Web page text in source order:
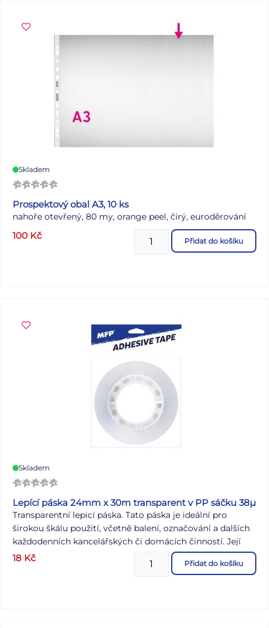
Skladem
Prospektový obal A3, 10 ks
nahoře otevřený, 80 my, orange peel, čirý, euroděrování
100 Kč Přidat do košíku
Skladem
Lepící páska 24mm x 30m transparent v PP sáčku 38µ
Transparentní lepicí páska. Tato páska je ideální pro
širokou škálu použití, včetně balení, označování a dalších
každodenních kancelářských či domácích činností. Její
průhlednost zajišťuje estetický vzhled a minimální
viditelnost na povrchu, na který je nalepena. Tloušťka
18 Kč Přidat do košíku